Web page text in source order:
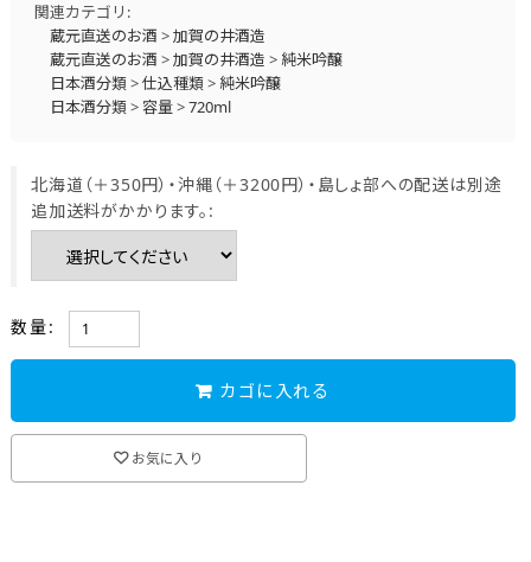
関連カテゴリ:
蔵元直送のお酒 >加賀の井酒造
蔵元直送のお酒 >加賀の井酒造 > 純米吟醸
日本酒分類>仕込種類> 純米吟醸
日本酒分類>容量>720ml
北海道（＋350円）・沖縄（＋3200円）・島しょ部への配送は別途
追加送料がかかります。:
数量:
カゴに入れる
お気に入り